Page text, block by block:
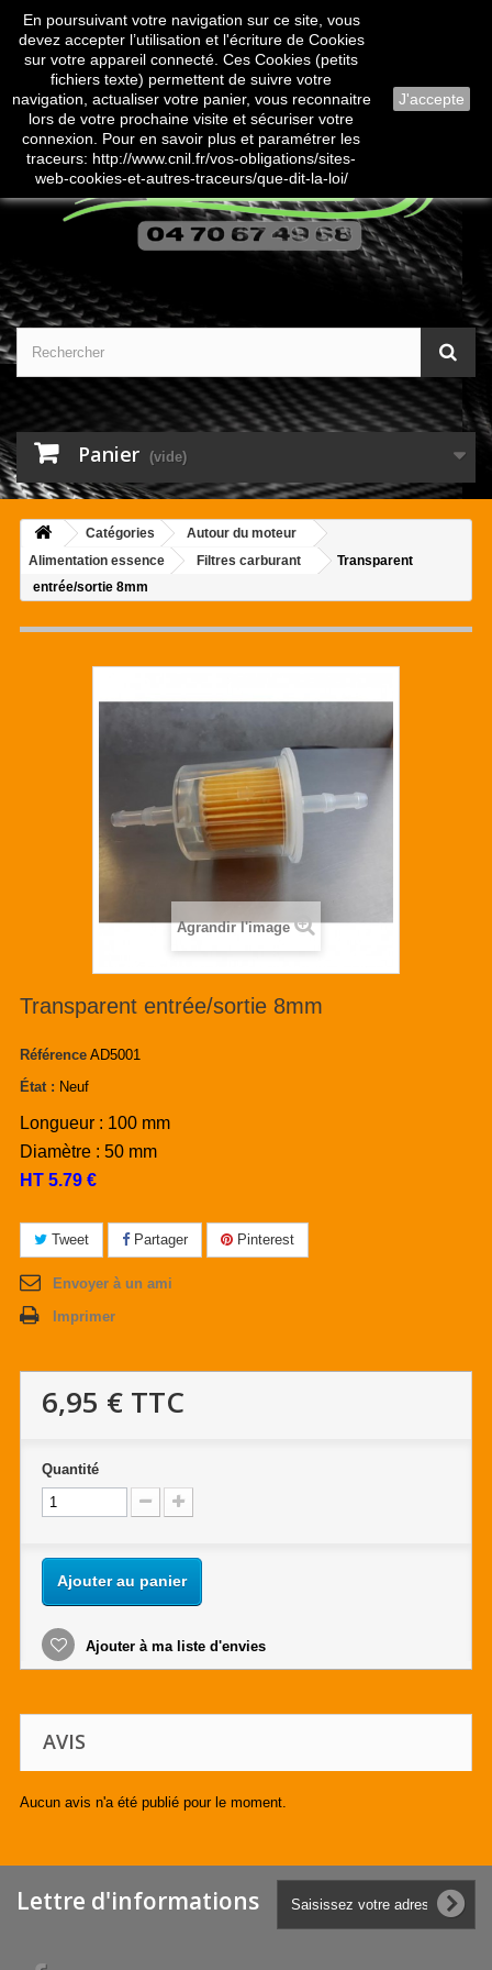
Contactez-nous
Panier (vide)
Catégories
Autour du moteur
Alimentation essence
Filtres carburant
Transparent
entrée/sortie 8mm
Agrandir l'image
Transparent entrée/sortie 8mm
Référence AD5001
État : Neuf
Longueur : 100 mm
Diamètre : 50 mm
HT 5.79 €
Tweet Partager Pinterest
Envoyer à un ami
Imprimer
6,95 € TTC
Quantité
Ajouter au panier
Ajouter à ma liste d'envies
AVIS
Aucun avis n'a été publié pour le moment.
Lettre d'informations
En poursuivant votre navigation sur ce site, vous
devez accepter l’utilisation et l'écriture de Cookies
sur votre appareil connecté. Ces Cookies (petits
fichiers texte) permettent de suivre votre
navigation, actualiser votre panier, vous reconnaitre
lors de votre prochaine visite et sécuriser votre
connexion. Pour en savoir plus et paramétrer les
traceurs: http://www.cnil.fr/vos-obligations/sites-
web-cookies-et-autres-traceurs/que-dit-la-loi/
J'accepte